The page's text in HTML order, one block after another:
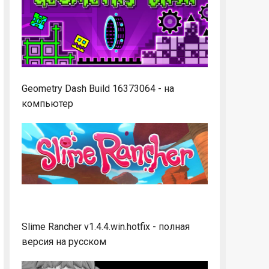
Geometry Dash Build 16373064 - на
компьютер
Slime Rancher v1.4.4.win.hotfix - полная
версия на русском